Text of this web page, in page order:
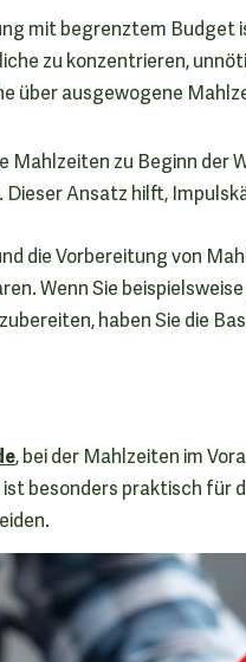
mit begrenztem Budget
zu konzentrieren,
über ausgewogene
Mahlzeiten zu Beginn der
Ansatz hilft,
die Vorbereitung von
Wenn Sie
haben Sie die
, bei der Mahlzeiten im
besonders praktisch für